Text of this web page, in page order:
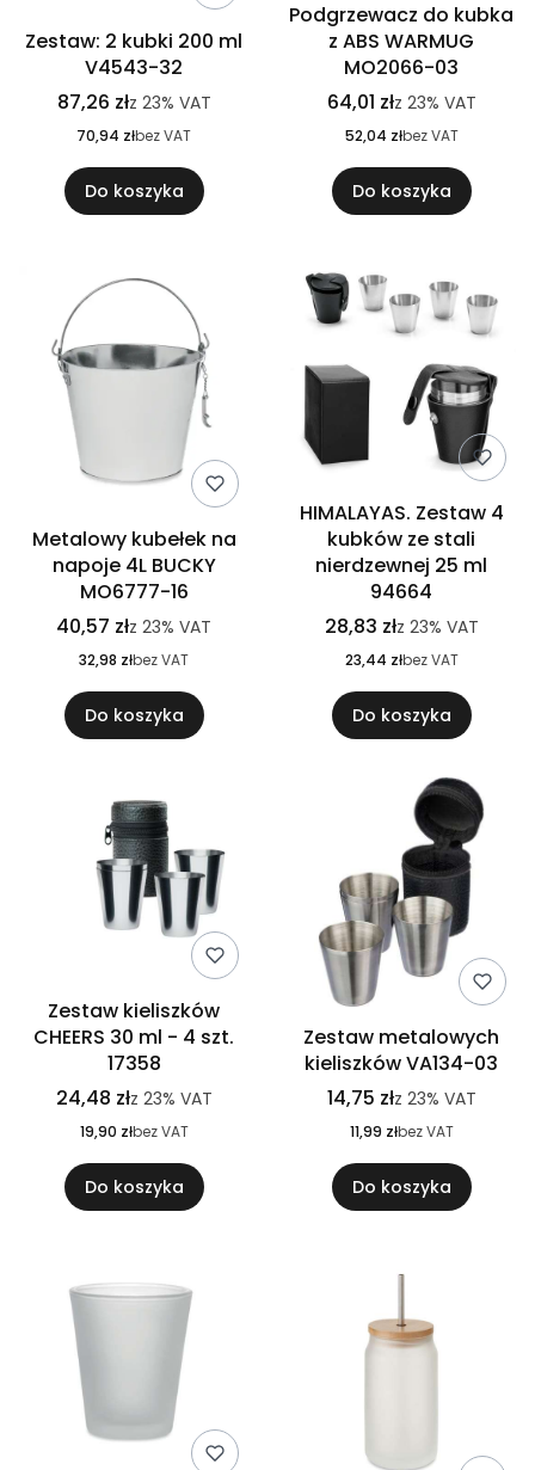
Zestaw: 2 kubki 200 ml
V4543-32
87,26 złz 23% VAT
70,94 złbez VAT
Do koszyka
Podgrzewacz do kubka
z ABS WARMUG
MO2066-03
64,01 złz 23% VAT
52,04 złbez VAT
Do koszyka
Metalowy kubełek na
napoje 4L BUCKY
MO6777-16
40,57 złz 23% VAT
32,98 złbez VAT
Do koszyka
HIMALAYAS. Zestaw 4
kubków ze stali
nierdzewnej 25 ml
94664
28,83 złz 23% VAT
23,44 złbez VAT
Do koszyka
Zestaw kieliszków
CHEERS 30 ml - 4 szt.
17358
24,48 złz 23% VAT
19,90 złbez VAT
Do koszyka
Zestaw metalowych
kieliszków VA134-03
14,75 złz 23% VAT
11,99 złbez VAT
Do koszyka